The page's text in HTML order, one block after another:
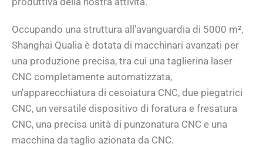
Occupando una struttura all'avanguardia di 5000 m²,
Shanghai Qualia è dotata di macchinari avanzati per
una produzione precisa, tra cui una taglierina laser
CNC completamente automatizzata,
un'apparecchiatura di cesoiatura CNC, due piegatrici
CNC, un versatile dispositivo di foratura e fresatura
CNC, una precisa unità di punzonatura CNC e una
macchina da taglio azionata da CNC.